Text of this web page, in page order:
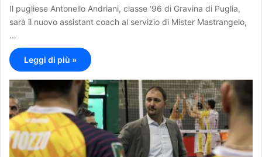
Il pugliese Antonello Andriani, classe ‘96 di Gravina di Puglia,
sarà il nuovo assistant coach al servizio di Mister Mastrangelo,
…
Leggi di più »